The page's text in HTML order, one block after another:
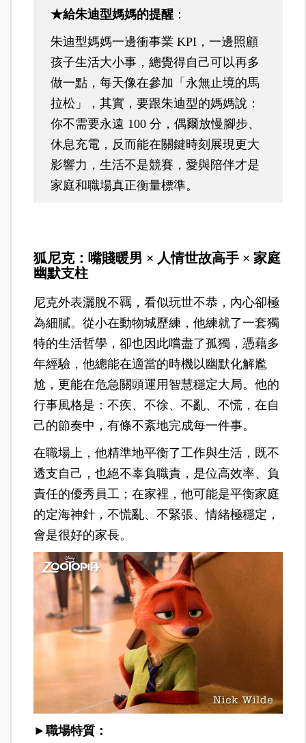
★給朱迪型媽媽的提醒 ：
朱迪型媽媽一邊衝事業 KPI，一邊照顧
孩子生活大小事，總覺得自己可以再多
做一點，每天像在參加「永無止境的馬
拉松」，其實，要跟朱迪型的媽媽說：
你不需要永遠 100 分，偶爾放慢腳步、
休息充電，反而能在關鍵時刻展現更大
影響力，生活不是競賽，愛與陪伴才是
家庭和職場真正衡量標準。
狐尼克：嘴賤暖男 × 人情世故高手 × 家庭
幽默支柱
尼克外表灑脫不羈，看似玩世不恭，內心卻極
為細膩。從小在動物城歷練，他練就了一套獨
特的生活哲學，卻也因此嚐盡了孤獨，憑藉多
年經驗，他總能在適當的時機以幽默化解尷
尬，更能在危急關頭運用智慧穩定大局。他的
行事風格是：不疾、不徐、不亂、不慌，在自
己的節奏中，有條不紊地完成每一件事。
在職場上，他精準地平衡了工作與生活，既不
透支自己，也絕不辜負職責，是位高效率、負
責任的優秀員工；在家裡，他可能是平衡家庭
的定海神針，不慌亂、不緊張、情緒極穩定，
會是很好的家長。
►職場特質：